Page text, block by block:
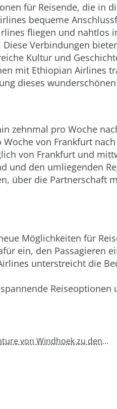
für Reisende, die in
bequeme
fliegen und nahtlos
Verbindungen
Kultur und
mit Ethiopian Airlines
dieses
zehnmal pro Woche
von Frankfurt
von Frankfurt und
und den umliegenden
über die Partnerschaft
Möglichkeiten für
ein, den
unterstreicht die
Begleitete Selbstfahrertour – 17 Tage Botswana Adventure von Windhoek zu den Victoria Falls